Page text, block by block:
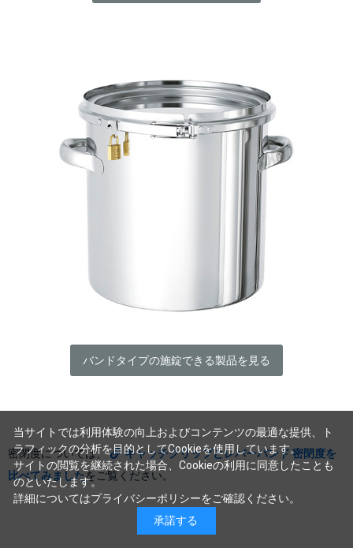
バンドタイプの施錠できる製品を見る
密閉度については、
キャッチクリップとレバーバンド 密閉度を
比べてみましたをご覧ください。
当サイトでは利用体験の向上およびコンテンツの最適な提供、ト
ラフィックの分析を目的としてCookieを使用しています。
サイトの閲覧を継続された場合、Cookieの利用に同意したことも
のといたします。
詳細についてはプライバシーポリシーをご確認ください。
承諾する